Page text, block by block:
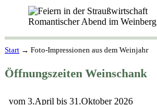
Romantischer Abend im Weinberg
Start → Foto-Impressionen aus dem Weinjahr
Öffnungszeiten Weinschank
vom 3.April bis 31.Oktober 2026